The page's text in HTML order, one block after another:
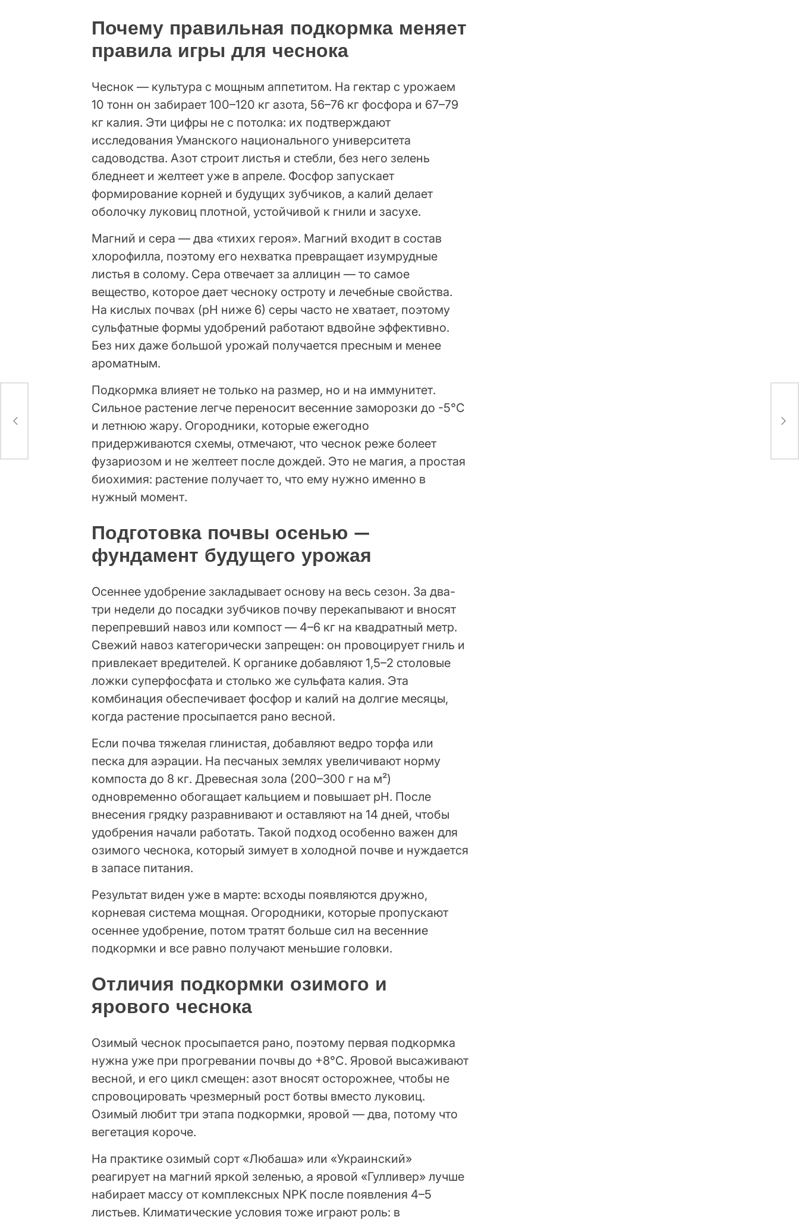
Почему правильная подкормка меняет
правила игры для чеснока
Чеснок — культура с мощным аппетитом. На гектар с урожаем
10 тонн он забирает 100–120 кг азота, 56–76 кг фосфора и 67–79
кг калия. Эти цифры не с потолка: их подтверждают
исследования Уманского национального университета
садоводства. Азот строит листья и стебли, без него зелень
бледнеет и желтеет уже в апреле. Фосфор запускает
формирование корней и будущих зубчиков, а калий делает
оболочку луковиц плотной, устойчивой к гнили и засухе.
Магний и сера — два «тихих героя». Магний входит в состав
хлорофилла, поэтому его нехватка превращает изумрудные
листья в солому. Сера отвечает за аллицин — то самое
вещество, которое дает чесноку остроту и лечебные свойства.
На кислых почвах (pH ниже 6) серы часто не хватает, поэтому
сульфатные формы удобрений работают вдвойне эффективно.
Без них даже большой урожай получается пресным и менее
ароматным.
Подкормка влияет не только на размер, но и на иммунитет.
Сильное растение легче переносит весенние заморозки до -5°C
и летнюю жару. Огородники, которые ежегодно
придерживаются схемы, отмечают, что чеснок реже болеет
фузариозом и не желтеет после дождей. Это не магия, а простая
биохимия: растение получает то, что ему нужно именно в
нужный момент.
Подготовка почвы осенью —
фундамент будущего урожая
Осеннее удобрение закладывает основу на весь сезон. За два-
три недели до посадки зубчиков почву перекапывают и вносят
перепревший навоз или компост — 4–6 кг на квадратный метр.
Свежий навоз категорически запрещен: он провоцирует гниль и
привлекает вредителей. К органике добавляют 1,5–2 столовые
ложки суперфосфата и столько же сульфата калия. Эта
комбинация обеспечивает фосфор и калий на долгие месяцы,
когда растение просыпается рано весной.
Если почва тяжелая глинистая, добавляют ведро торфа или
песка для аэрации. На песчаных землях увеличивают норму
компоста до 8 кг. Древесная зола (200–300 г на м²)
одновременно обогащает кальцием и повышает pH. После
внесения грядку разравнивают и оставляют на 14 дней, чтобы
удобрения начали работать. Такой подход особенно важен для
озимого чеснока, который зимует в холодной почве и нуждается
в запасе питания.
Результат виден уже в марте: всходы появляются дружно,
корневая система мощная. Огородники, которые пропускают
осеннее удобрение, потом тратят больше сил на весенние
подкормки и все равно получают меньшие головки.
Отличия подкормки озимого и
ярового чеснока
Озимый чеснок просыпается рано, поэтому первая подкормка
нужна уже при прогревании почвы до +8°C. Яровой высаживают
весной, и его цикл смещен: азот вносят осторожнее, чтобы не
спровоцировать чрезмерный рост ботвы вместо луковиц.
Озимый любит три этапа подкормки, яровой — два, потому что
вегетация короче.
На практике озимый сорт «Любаша» или «Украинский»
реагирует на магний яркой зеленью, а яровой «Гулливер» лучше
набирает массу от комплексных NPK после появления 4–5
листьев. Климатические условия тоже играют роль: в